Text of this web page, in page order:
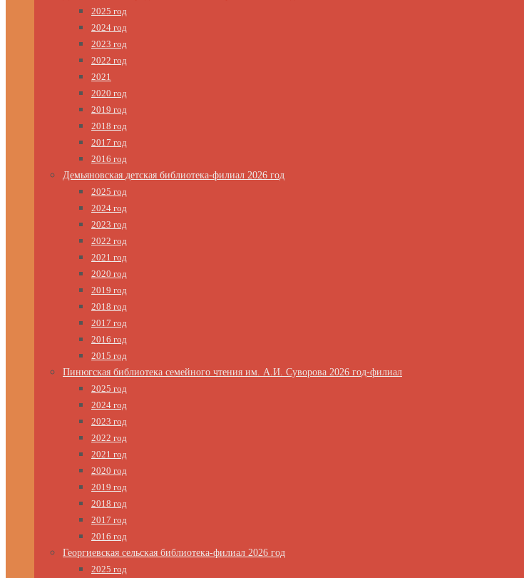
2025 год
2024 год
2023 год
2022 год
2021
2020 год
2019 год
2018 год
2017 год
2016 год
Демьяновская детская библиотека-филиал 2026 год
2025 год
2024 год
2023 год
2022 год
2021 год
2020 год
2019 год
2018 год
2017 год
2016 год
2015 год
Пинюгская библиотека семейного чтения им. А.И. Суворова 2026 год-филиал
2025 год
2024 год
2023 год
2022 год
2021 год
2020 год
2019 год
2018 год
2017 год
2016 год
Георгиевская сельская библиотека-филиал 2026 год
2025 год